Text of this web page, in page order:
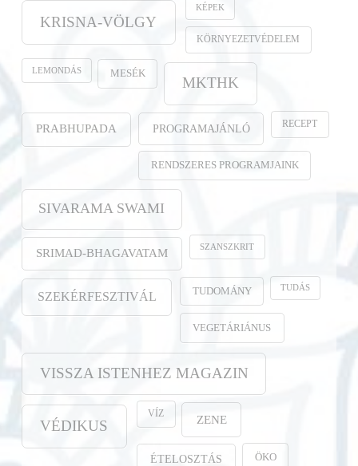
KRISNA-VÖLGY
KÉPEK
KÖRNYEZETVÉDELEM
LEMONDÁS MESÉK
MKTHK
PRABHUPADA PROGRAMAJÁNLÓ RECEPT
RENDSZERES PROGRAMJAINK
SIVARAMA SWAMI
SRIMAD-BHAGAVATAM SZANSZKRIT
SZEKÉRFESZTIVÁL TUDOMÁNY TUDÁS
VEGETÁRIÁNUS
VISSZA ISTENHEZ MAGAZIN
VÉDIKUS
VÍZ ZENE
ÉTELOSZTÁS ÖKO